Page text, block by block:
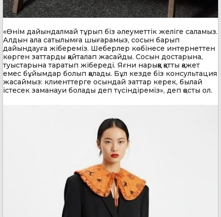
«Өнім дайындалмай тұрып біз әлеуметтік желіге саламыз.
Алдын ала сатылымға шығарамыз, сосын барып
дайындауға жібереміз. Шеберлер көбінесе интернеттен
көрген заттарды қайталап жасайды. Сосын достарына,
туыстарына таратып жібереді. Яғни нарыққа қатты қажет
емес бұйымдар болып қалады. Бұл кезде біз консультация
жасаймыз: клиенттерге осындай заттар керек, былай
істесек заманауи болады деп түсіндіреміз», деп қосты ол.